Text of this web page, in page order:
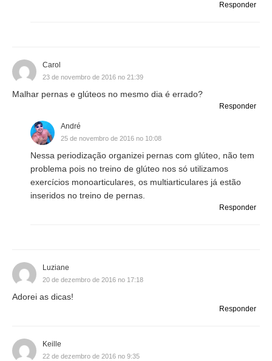
Responder
Carol
23 de novembro de 2016 no 21:39
Malhar pernas e glúteos no mesmo dia é errado?
Responder
André
25 de novembro de 2016 no 10:08
Nessa periodização organizei pernas com glúteo, não tem
problema pois no treino de glúteo nos só utilizamos
exercícios monoarticulares, os multiarticulares já estão
inseridos no treino de pernas.
Responder
Luziane
20 de dezembro de 2016 no 17:18
Adorei as dicas!
Responder
Keille
22 de dezembro de 2016 no 9:35